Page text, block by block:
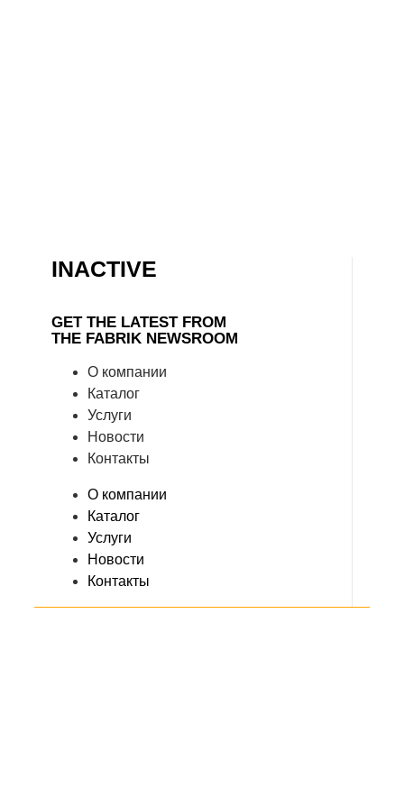
INACTIVE
GET THE LATEST FROM
THE FABRIK NEWSROOM
О компании
Каталог
Услуги
Новости
Контакты
О компании
Каталог
Услуги
Новости
Контакты